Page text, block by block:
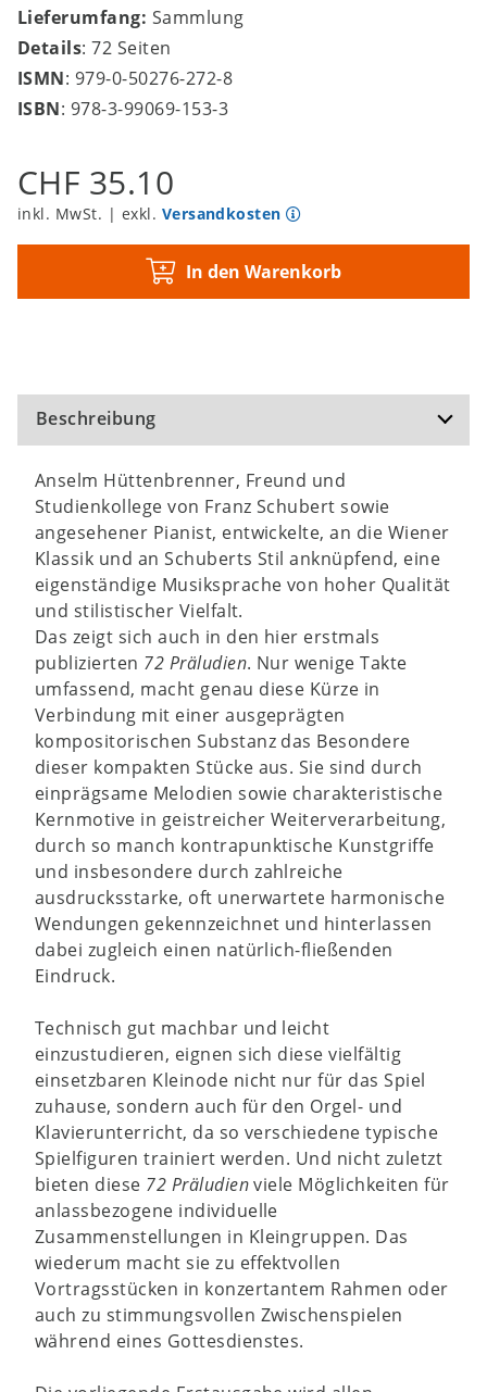
Lieferumfang: Sammlung
Details: 72 Seiten
ISMN: 979-0-50276-272-8
ISBN: 978-3-99069-153-3
CHF 35.10
inkl. MwSt. | exkl. Versandkosten
In den Warenkorb
Beschreibung
Anselm Hüttenbrenner, Freund und
Studienkollege von Franz Schubert sowie
angesehener Pianist, entwickelte, an die Wiener
Klassik und an Schuberts Stil anknüpfend, eine
eigenständige Musiksprache von hoher Qualität
und stilistischer Vielfalt.
Das zeigt sich auch in den hier erstmals
publizierten 72 Präludien. Nur wenige Takte
umfassend, macht genau diese Kürze in
Verbindung mit einer ausgeprägten
kompositorischen Substanz das Besondere
dieser kompakten Stücke aus. Sie sind durch
einprägsame Melodien sowie charakteristische
Kernmotive in geistreicher Weiterverarbeitung,
durch so manch kontrapunktische Kunstgriffe
und insbesondere durch zahlreiche
ausdrucksstarke, oft unerwartete harmonische
Wendungen gekennzeichnet und hinterlassen
dabei zugleich einen natürlich-fließenden
Eindruck.
Technisch gut machbar und leicht
einzustudieren, eignen sich diese vielfältig
einsetzbaren Kleinode nicht nur für das Spiel
zuhause, sondern auch für den Orgel- und
Klavierunterricht, da so verschiedene typische
Spielfiguren trainiert werden. Und nicht zuletzt
bieten diese 72 Präludienviele Möglichkeiten für
anlassbezogene individuelle
Zusammenstellungen in Kleingruppen. Das
wiederum macht sie zu effektvollen
Vortragsstücken in konzertantem Rahmen oder
auch zu stimmungsvollen Zwischenspielen
während eines Gottesdienstes.